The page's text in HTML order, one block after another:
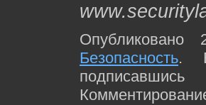
Безопасность.